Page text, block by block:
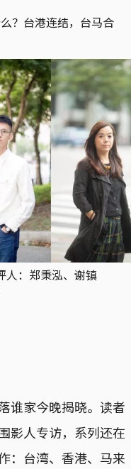
？台港连结，台马合
人：郑秉泓、谢镇
谁家今晚揭晓。读者
影人专访，系列还在
：台湾、香港、马来